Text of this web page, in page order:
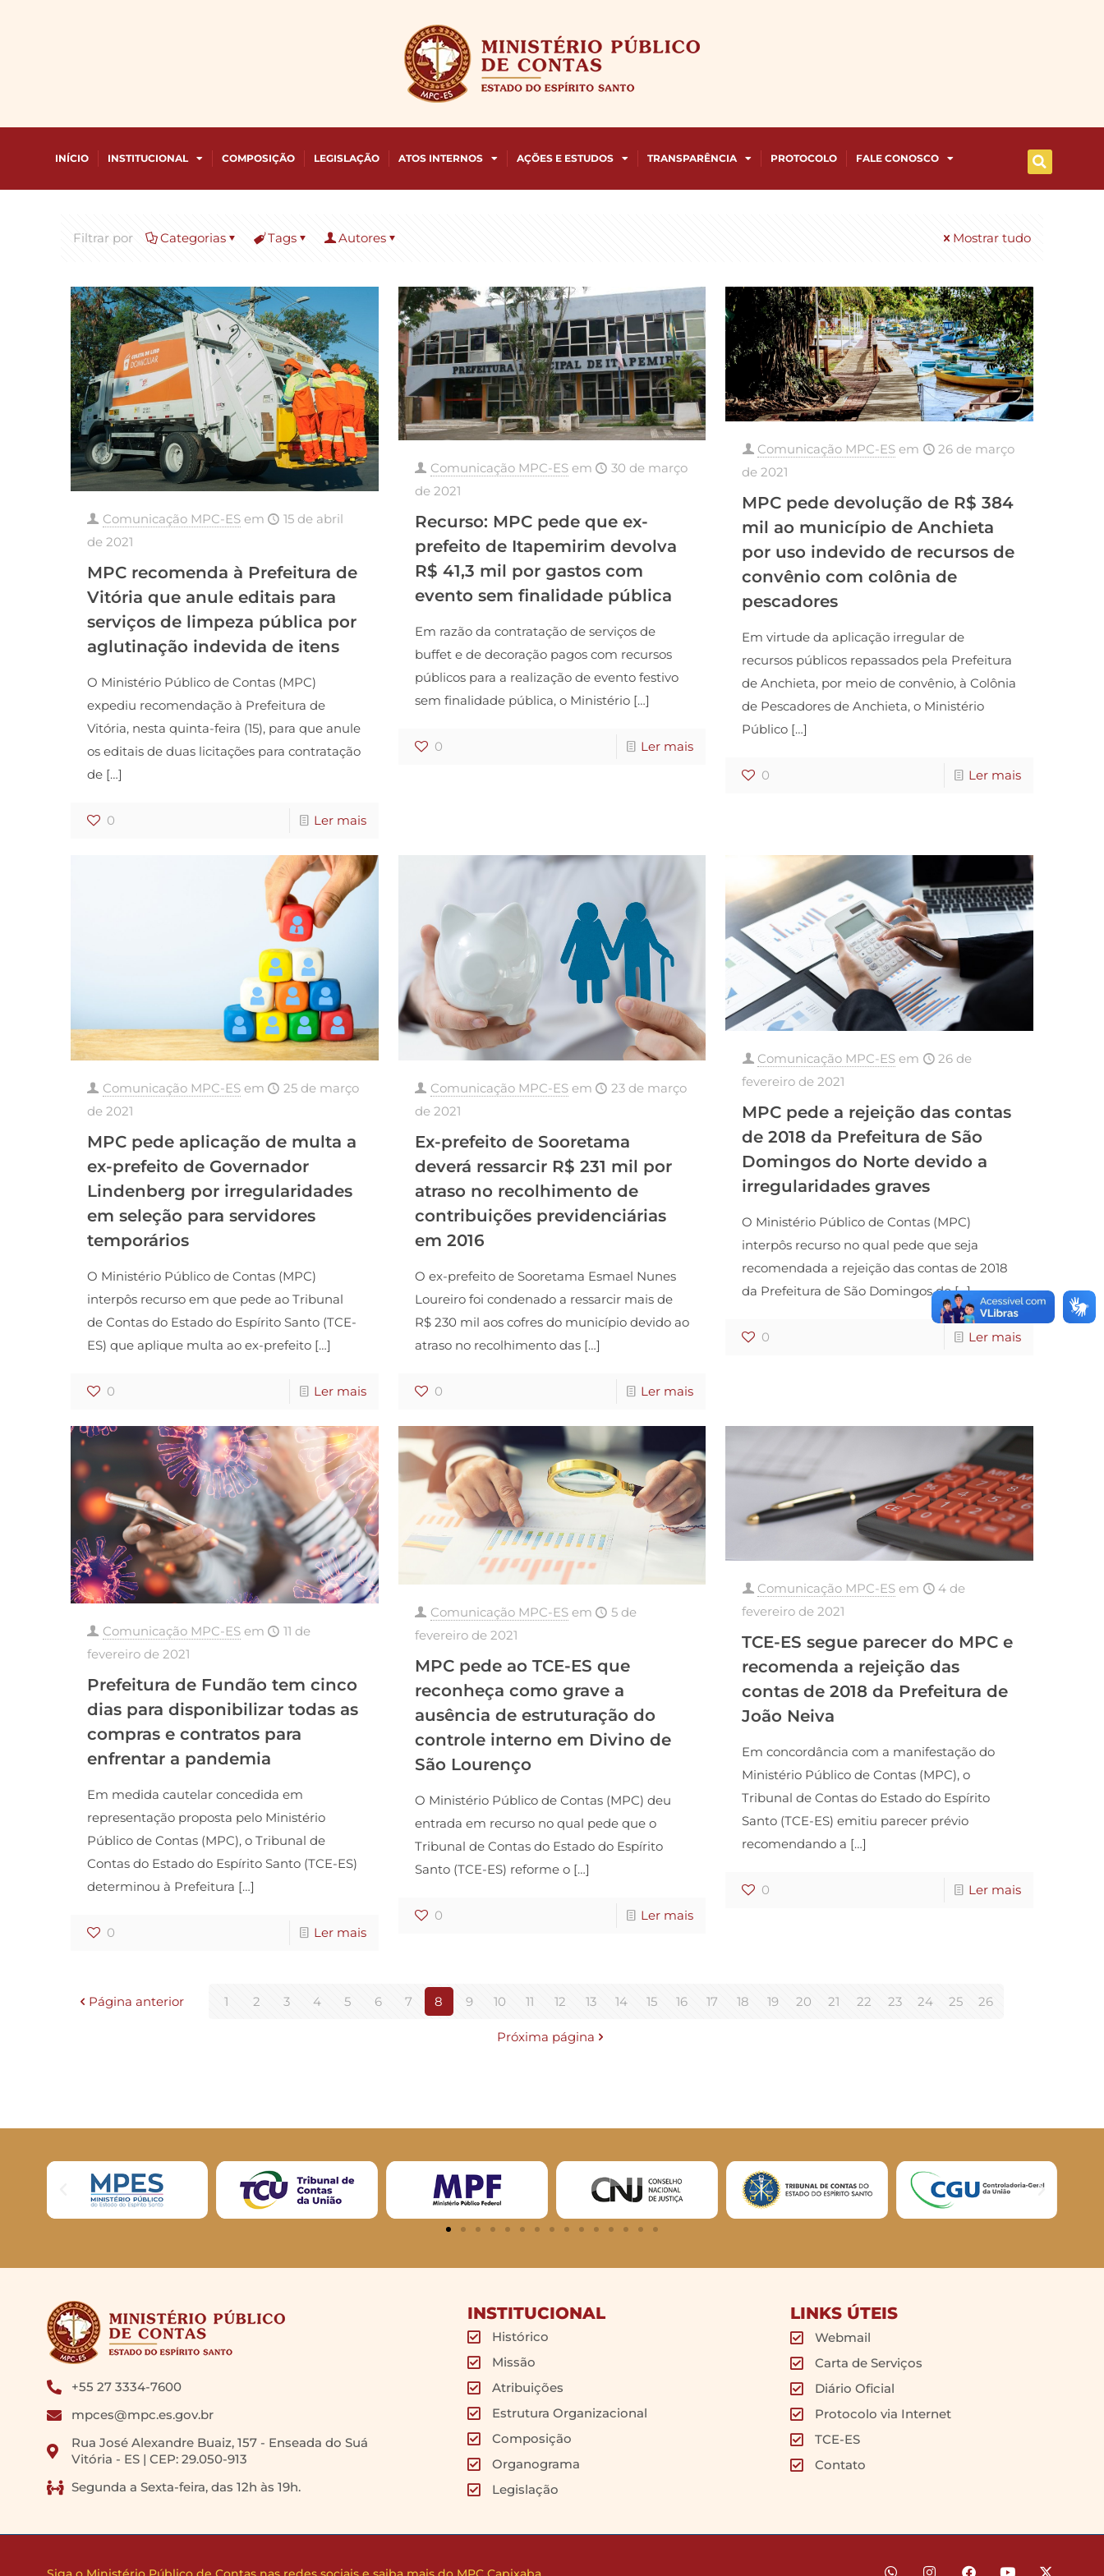
INÍCIO INSTITUCIONAL COMPOSIÇÃO LEGISLAÇÃO ATOS INTERNOS AÇÕES E ESTUDOS TRANSPARÊNCIA PROTOCOLO FALE CONOSCO
Filtrar por Categorias Tags Autores Mostrar tudo
Comunicação MPC-ES em
15 de abril
de 2021
MPC recomenda à Prefeitura de
Vitória que anule editais para
serviços de limpeza pública por
aglutinação indevida de itens
O Ministério Público de Contas (MPC)
expediu recomendação à Prefeitura de
Vitória, nesta quinta-feira (15), para que anule
os editais de duas licitações para contratação
de[…]
0 Ler mais
Comunicação MPC-ES em
30 de março
de 2021
Recurso: MPC pede que ex-
prefeito de Itapemirim devolva
R$ 41,3 mil por gastos com
evento sem finalidade pública
Em razão da contratação de serviços de
buffet e de decoração pagos com recursos
públicos para a realização de evento festivo
sem finalidade pública, o Ministério[…]
0 Ler mais
Comunicação MPC-ES em
26 de março
de 2021
MPC pede devolução de R$ 384
mil ao município de Anchieta
por uso indevido de recursos de
convênio com colônia de
pescadores
Em virtude da aplicação irregular de
recursos públicos repassados pela Prefeitura
de Anchieta, por meio de convênio, à Colônia
de Pescadores de Anchieta, o Ministério
Público […]
0 Ler mais
Comunicação MPC-ES em
25 de março
de 2021
MPC pede aplicação de multa a
ex-prefeito de Governador
Lindenberg por irregularidades
em seleção para servidores
temporários
O Ministério Público de Contas (MPC)
interpôs recurso em que pede ao Tribunal
de Contas do Estado do Espírito Santo (TCE-
ES) que aplique multa ao ex-prefeito[…]
0 Ler mais
Comunicação MPC-ES em
23 de março
de 2021
Ex-prefeito de Sooretama
deverá ressarcir R$ 231 mil por
atraso no recolhimento de
contribuições previdenciárias
em 2016
O ex-prefeito de Sooretama Esmael Nunes
Loureiro foi condenado a ressarcir mais de
R$ 230 mil aos cofres do município devido ao
atraso no recolhimento das[…]
0 Ler mais
Comunicação MPC-ES em
26 de
fevereiro de 2021
MPC pede a rejeição das contas
de 2018 da Prefeitura de São
Domingos do Norte devido a
irregularidades graves
O Ministério Público de Contas (MPC)
interpôs recurso no qual pede que seja
recomendada a rejeição das contas de 2018
da Prefeitura de São Domingos do[…]
0 Ler mais
Comunicação MPC-ES em
11 de
fevereiro de 2021
Prefeitura de Fundão tem cinco
dias para disponibilizar todas as
compras e contratos para
enfrentar a pandemia
Em medida cautelar concedida em
representação proposta pelo Ministério
Público de Contas (MPC), o Tribunal de
Contas do Estado do Espírito Santo (TCE-ES)
determinou à Prefeitura […]
0 Ler mais
Comunicação MPC-ES em
5 de
fevereiro de 2021
MPC pede ao TCE-ES que
reconheça como grave a
ausência de estruturação do
controle interno em Divino de
São Lourenço
O Ministério Público de Contas (MPC) deu
entrada em recurso no qual pede que o
Tribunal de Contas do Estado do Espírito
Santo (TCE-ES) reforme o[…]
0 Ler mais
Comunicação MPC-ES em
4 de
fevereiro de 2021
TCE-ES segue parecer do MPC e
recomenda a rejeição das
contas de 2018 da Prefeitura de
João Neiva
Em concordância com a manifestação do
Ministério Público de Contas (MPC), o
Tribunal de Contas do Estado do Espírito
Santo (TCE-ES) emitiu parecer prévio
recomendando a […]
0 Ler mais
Página anterior 1 2 3 4 5 6 7 8 9 10 11 12 13 14 15 16 17 18 19 20 21 22 23 24 25 26
Próxima página
+55 27 3334-7600
mpces@mpc.es.gov.br
Rua José Alexandre Buaiz, 157 - Enseada do Suá
Vitória - ES | CEP: 29.050-913
Segunda a Sexta-feira, das 12h às 19h.
INSTITUCIONAL
Histórico
Missão
Atribuições
Estrutura Organizacional
Composição
Organograma
Legislação
LINKS ÚTEIS
Webmail
Carta de Serviços
Diário Oficial
Protocolo via Internet
TCE-ES
Contato